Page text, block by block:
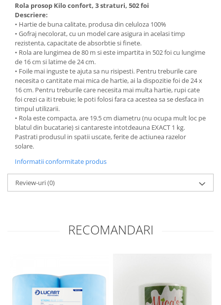
Rola prosop Kilo confort, 3 straturi, 502 foi
Descriere:
• Hartie de buna calitate, produsa din celuloza 100%
• Gofraj necolorat, cu un model care asigura in acelasi timp
rezistenta, capacitate de absorbtie si finete.
• Rola are lungimea de 80 m si este impartita in 502 foi cu lungime
de 16 cm si latime de 24 cm.
• Foile mai inguste te ajuta sa nu risipesti. Pentru treburile care
necesita o cantitate mai mica de hartie, ai la dispozitie foi de 24 x
16 cm. Pentru treburile care necesita mai multa hartie, rupi cate
foi crezi ca iti trebuie; le poti folosi fara ca acestea sa se desfaca in
timpul utilizarii.
• Rola este compacta, are 19.5 cm diametru (nu ocupa mult loc pe
blatul din bucatarie) si cantareste intotdeauna EXACT 1 kg.
Pastrati produsul in spatii uscate, ferite de actiunea razelor
solare.
Informatii conformitate produs
Review-uri(0)
RECOMANDARI